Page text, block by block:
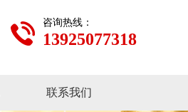
咨询热线：
13925077318
联系我们